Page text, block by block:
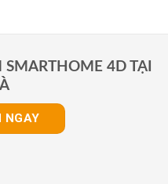
4D TẠI
NGAY